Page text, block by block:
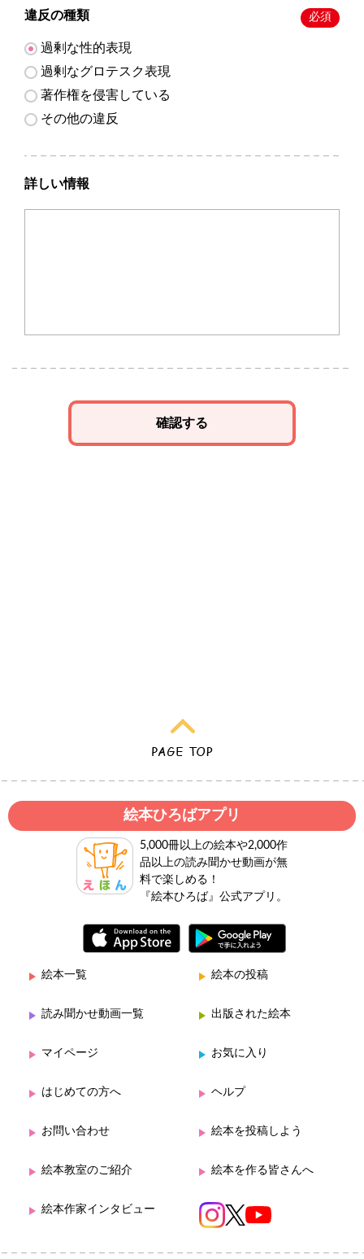
違反の種類 必須
過剰な性的表現
過剰なグロテスク表現
著作権を侵害している
その他の違反
詳しい情報
確認する
絵本ひろばアプリ
5,000冊以上の絵本や2,000作
品以上の読み聞かせ動画が無
料で楽しめる！
『絵本ひろば』公式アプリ。
絵本一覧 絵本の投稿
読み聞かせ動画一覧 出版された絵本
マイページ お気に入り
はじめての方へ ヘルプ
お問い合わせ 絵本を投稿しよう
絵本教室のご紹介 絵本を作る皆さんへ
絵本作家インタビュー